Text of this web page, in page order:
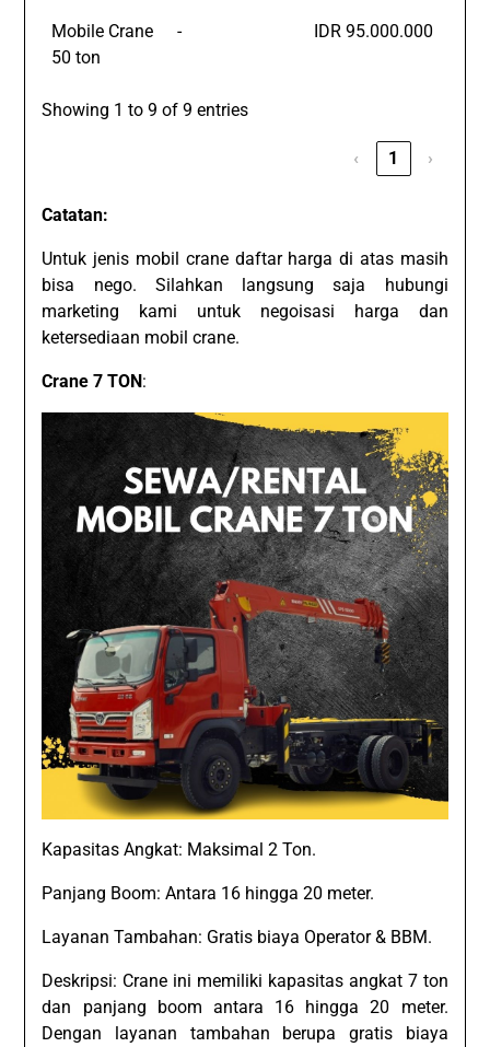
Mobile Crane
50 ton
- IDR 95.000.000
Showing 1 to 9 of 9 entries
‹ 1 ›
Catatan:
Untuk jenis mobil crane daftar harga di atas masih
bisa nego. Silahkan langsung saja hubungi
marketing kami untuk negoisasi harga dan
ketersediaan mobil crane.
Crane 7 TON :
Kapasitas Angkat: Maksimal 2 Ton.
Panjang Boom: Antara 16 hingga 20 meter.
Layanan Tambahan: Gratis biaya Operator & BBM.
Deskripsi: Crane ini memiliki kapasitas angkat 7 ton
dan panjang boom antara 16 hingga 20 meter.
Dengan layanan tambahan berupa gratis biaya